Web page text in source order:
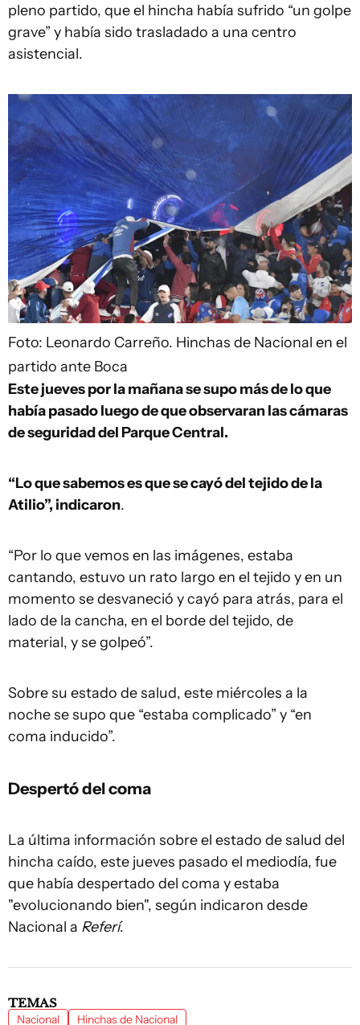
pleno partido, que el hincha había sufrido “un golpe
grave” y había sido trasladado a una centro
asistencial.
Foto: Leonardo Carreño. Hinchas de Nacional en el
partido ante Boca
Este jueves por la mañana se supo más de lo que
había pasado luego de que observaran las cámaras
de seguridad del Parque Central.
“Lo que sabemos es que se cayó del tejido de la
Atilio”, indicaron.
“Por lo que vemos en las imágenes, estaba
cantando, estuvo un rato largo en el tejido y en un
momento se desvaneció y cayó para atrás, para el
lado de la cancha, en el borde del tejido, de
material, y se golpeó”.
Sobre su estado de salud, este miércoles a la
noche se supo que “estaba complicado” y “en
coma inducido”.
Despertó del coma
La última información sobre el estado de salud del
hincha caído, este jueves pasado el mediodía, fue
que había despertado del coma y estaba
"evolucionando bien", según indicaron desde
Nacional a Referí.
TEMAS
Nacional Hinchas de Nacional